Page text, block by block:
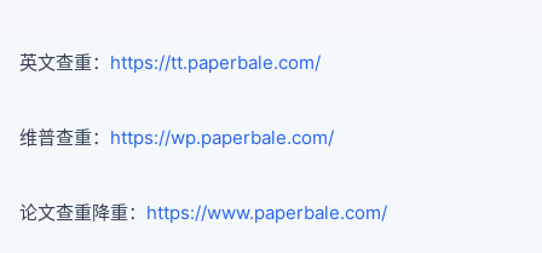
英文查重： https://tt.paperbale.com/
维普查重： https://wp.paperbale.com/
论文查重降重： https://www.paperbale.com/